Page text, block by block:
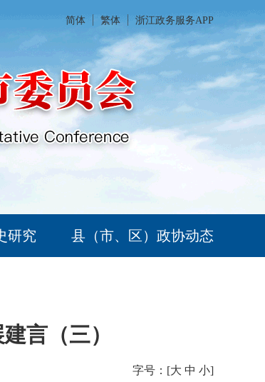
简体 繁体 浙江政务服务APP
研究 县（市、区）政协动态
言（三）
字号：[大 中 小]